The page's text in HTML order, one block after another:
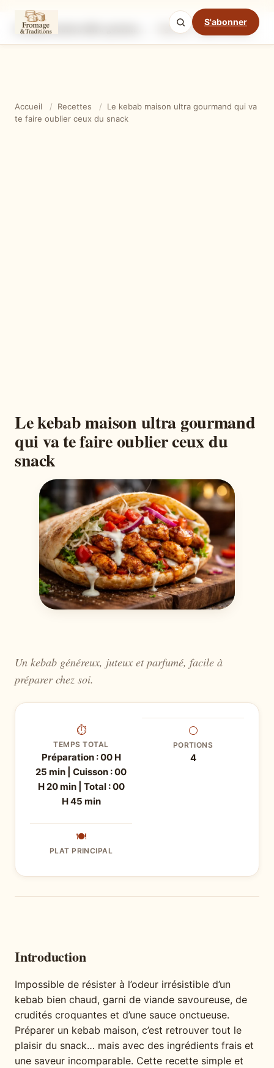
S'abonner
Ingrédients Étapes
Mode cuisine
Accueil / Recettes /
Le kebab maison ultra gourmand qui va
te faire oublier ceux du snack
Le kebab maison ultra gourmand
qui va te faire oublier ceux du
snack
Un kebab généreux, juteux et parfumé, facile à
préparer chez soi.
⏱
TEMPS TOTAL
Préparation : 00 H
25 min | Cuisson : 00
H 20 min | Total : 00
H 45 min
⚪
PORTIONS
4
🍽
PLAT PRINCIPAL
Introduction
Impossible de résister à l’odeur irrésistible d’un
kebab bien chaud, garni de viande savoureuse, de
crudités croquantes et d’une sauce onctueuse.
Préparer un kebab maison, c’est retrouver tout le
plaisir du snack… mais avec des ingrédients frais et
une saveur incomparable. Cette recette simple et